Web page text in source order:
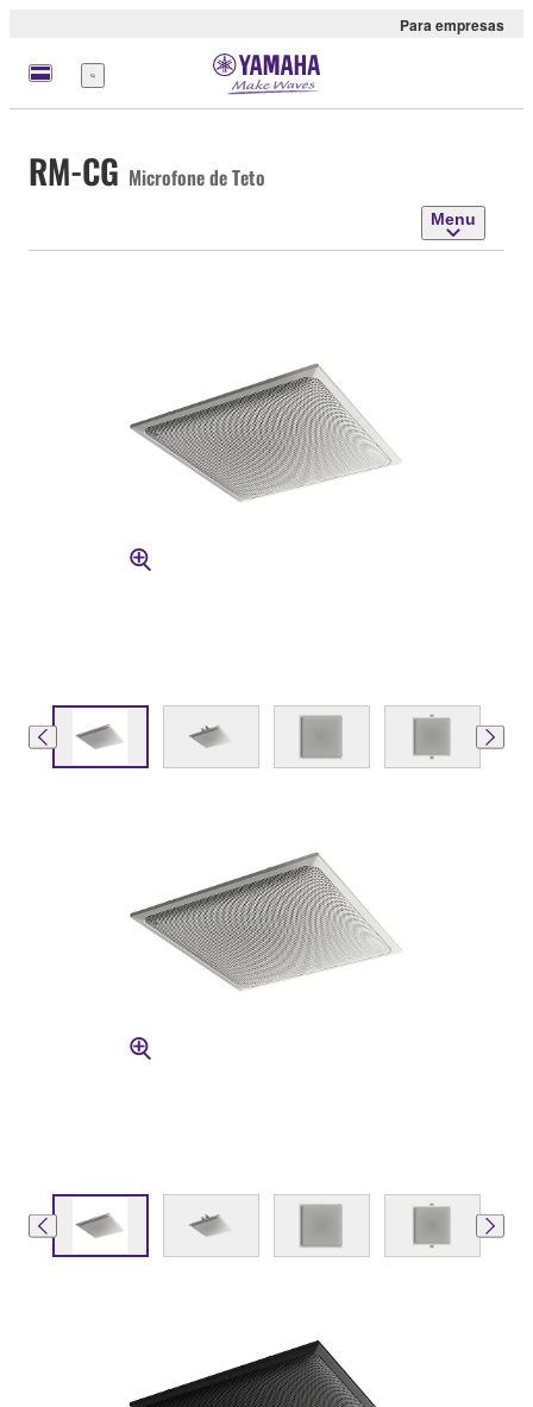
Para empresas
Menu
RM-CG Microfone de Teto
Menu